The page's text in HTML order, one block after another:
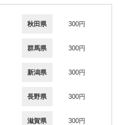
秋田県 300円
群馬県 300円
新潟県 300円
長野県 300円
滋賀県 300円